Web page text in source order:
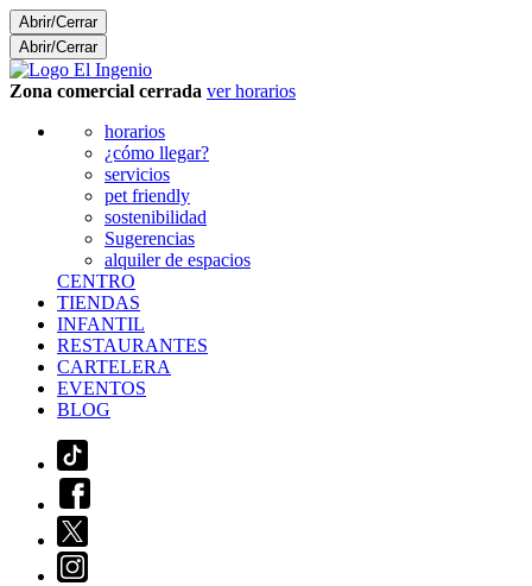
Abrir/Cerrar
Abrir/Cerrar
Zona comercial cerrada ver horarios
horarios
¿cómo llegar?
servicios
pet friendly
sostenibilidad
Sugerencias
alquiler de espacios
CENTRO
TIENDAS
INFANTIL
RESTAURANTES
CARTELERA
EVENTOS
BLOG